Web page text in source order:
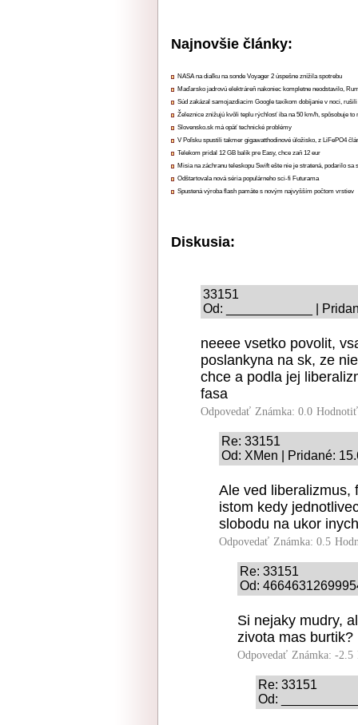
Najnovšie články:
NASA na diaľku na sonde Voyager 2 úspešne znížila spotrebu
Maďarsko jadrovú elektráreň nakoniec kompletne neodstavilo,
Súd zakázal samojazdiacim Google taxíkom dobíjanie v noci,
Železnice znižujú kvôli teplu rýchlosť iba na 50 km/h, spôsobuje to
Slovensko.sk má opäť technické problémy
V Poľsku spustili takmer gigawatthodinové úložisko, z LiFePO4
Telekom pridal 12 GB balík pre Easy, chce zaň 12 eur
Misia na záchranu teleskopu Swift ešte nie je stratená, podarilo sa
Odštartovala nová séria populárneho sci-fi Futurama
Spustená výroba flash pamäte s novým najvyšším počtom vrstiev
Diskusia:
33151
Od: ____________ |
neeee vsetko povolit,
poslankyna na sk, ze
chce a podla jej
fasa
Odpovedať Známka: 0.0
Re: 33151
Od: XMen | Pridané:
Ale ved liberalizmus,
istom kedy
slobodu na ukor
Odpovedať Známka: 0.5
Re: 33151
Od:
Si nejaky mudry,
zivota mas burtik?
Odpovedať Známka: -2.5
Re: 33151
Od: